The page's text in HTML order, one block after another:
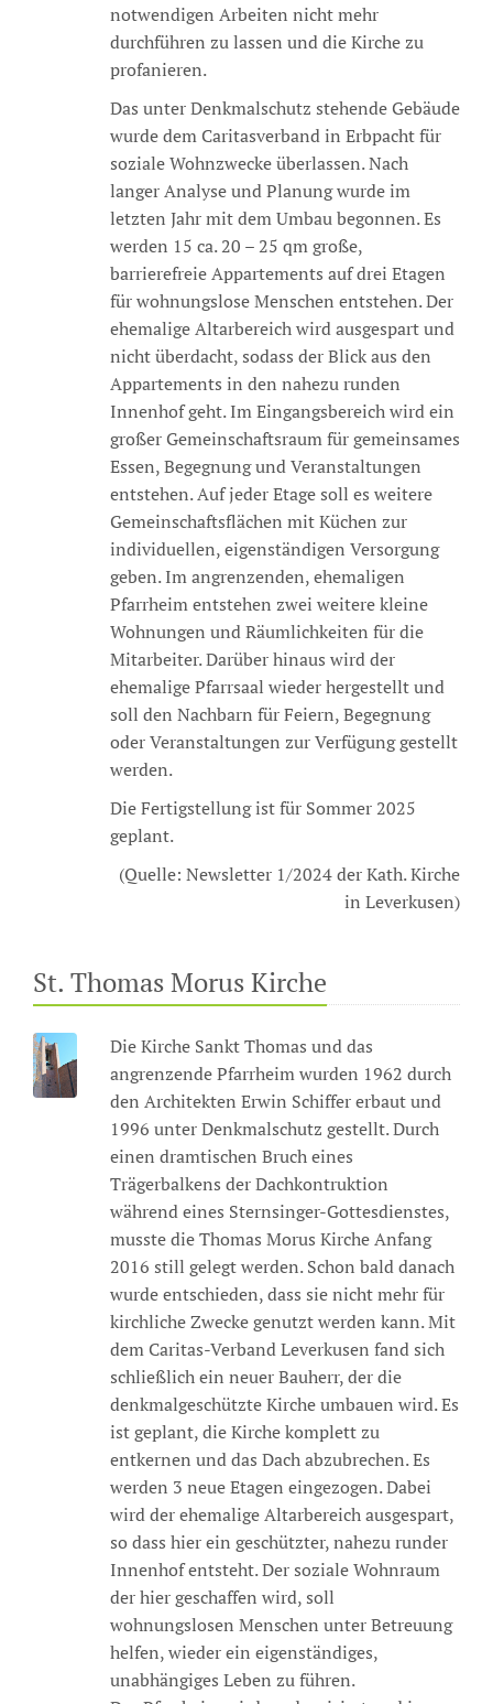
notwendigen Arbeiten nicht mehr
durchführen zu lassen und die Kirche zu
profanieren.
Das unter Denkmalschutz stehende Gebäude
wurde dem Caritasverband in Erbpacht für
soziale Wohnzwecke überlassen. Nach
langer Analyse und Planung wurde im
letzten Jahr mit dem Umbau begonnen. Es
werden 15 ca. 20 – 25 qm große,
barrierefreie Appartements auf drei Etagen
für wohnungslose Menschen entstehen. Der
ehemalige Altarbereich wird ausgespart und
nicht überdacht, sodass der Blick aus den
Appartements in den nahezu runden
Innenhof geht. Im Eingangsbereich wird ein
großer Gemeinschaftsraum für gemeinsames
Essen, Begegnung und Veranstaltungen
entstehen. Auf jeder Etage soll es weitere
Gemeinschaftsflächen mit Küchen zur
individuellen, eigenständigen Versorgung
geben. Im angrenzenden, ehemaligen
Pfarrheim entstehen zwei weitere kleine
Wohnungen und Räumlichkeiten für die
Mitarbeiter. Darüber hinaus wird der
ehemalige Pfarrsaal wieder hergestellt und
soll den Nachbarn für Feiern, Begegnung
oder Veranstaltungen zur Verfügung gestellt
werden.
Die Fertigstellung ist für Sommer 2025
geplant.
(Quelle: Newsletter 1/2024 der Kath. Kirche
in Leverkusen)
St. Thomas Morus Kirche
Die Kirche Sankt Thomas und das
angrenzende Pfarrheim wurden 1962 durch
den Architekten Erwin Schiffer erbaut und
1996 unter Denkmalschutz gestellt. Durch
einen dramtischen Bruch eines
Trägerbalkens der Dachkontruktion
während eines Sternsinger-Gottesdienstes,
musste die Thomas Morus Kirche Anfang
2016 still gelegt werden. Schon bald danach
wurde entschieden, dass sie nicht mehr für
kirchliche Zwecke genutzt werden kann. Mit
dem Caritas-Verband Leverkusen fand sich
schließlich ein neuer Bauherr, der die
denkmalgeschützte Kirche umbauen wird. Es
ist geplant, die Kirche komplett zu
entkernen und das Dach abzubrechen. Es
werden 3 neue Etagen eingezogen. Dabei
wird der ehemalige Altarbereich ausgespart,
so dass hier ein geschützter, nahezu runder
Innenhof entsteht. Der soziale Wohnraum
der hier geschaffen wird, soll
wohnungslosen Menschen unter Betreuung
helfen, wieder ein eigenständiges,
unabhängiges Leben zu führen.